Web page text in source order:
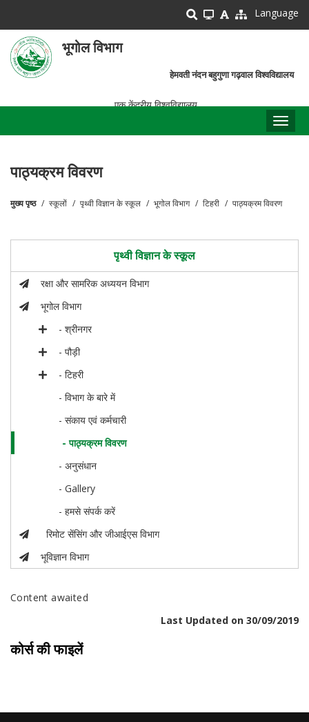
main
content
Language
भूगोल विभाग
हेमवती नंदन बहुगुणा गढ़वाल विश्वविद्यालय
एक केंद्रीय विश्वविद्यालय
पाठ्यक्रम विवरण
मुख्य पृष्ठ स्कूलों पृथ्वी विज्ञान के स्कूल भूगोल विभाग टिहरी पाठ्यक्रम विवरण
पृथ्वी विज्ञान के स्कूल
रक्षा और सामरिक अध्ययन विभाग
भूगोल विभाग
- श्रीनगर
- पौड़ी
- टिहरी
- विभाग के बारे में
- संकाय एवं कर्मचारी
- पाठ्यक्रम विवरण
- अनुसंधान
- Gallery
- हमसे संपर्क करें
रिमोट सेंसिंग और जीआईएस विभाग
भूविज्ञान विभाग
Content awaited
Last Updated on 30/09/2019
कोर्स की फाइलें